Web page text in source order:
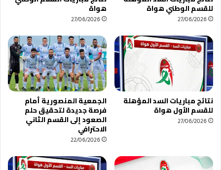
للقسم الوطني هواة
27/06/2026
هواة
27/06/2026
نتائج مباريات السد المؤهلة
للقسم الأول هواة
27/06/2026
الجمعية المنصورية أمام
فرصة جديدة لتحقيق حلم
الصعود إلى القسم الثاني
الاحترافي
22/06/2026